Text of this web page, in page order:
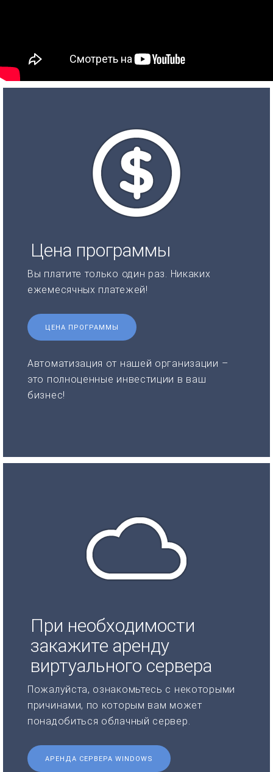
Цена программы
Вы платите только один раз. Никаких
ежемесячных платежей!
ЦЕНА ПРОГРАММЫ
Автоматизация от нашей организации –
это полноценные инвестиции в ваш
бизнес!
При необходимости
закажите аренду
виртуального сервера
Пожалуйста, ознакомьтесь с некоторыми
причинами, по которым вам может
понадобиться облачный сервер.
АРЕНДА СЕРВЕРА WINDOWS